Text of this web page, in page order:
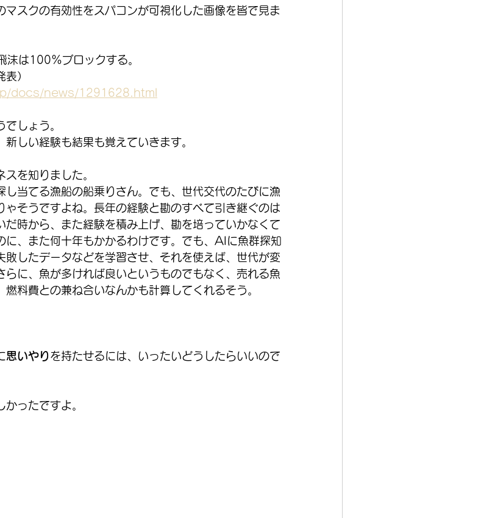
スクの有効性をスパコンが可視化した画像を皆で見ま
沫は100%ブロックする。
）
docs/news/1291628.html
でしょう。
しい経験も結果も覚えていきます。
を知りました。
し当てる漁船の船乗りさん。でも、世代交代のたびに漁
ゃそうですよね。長年の経験と勘のすべて引き継ぐのは
だ時から、また経験を積み上げ、勘を培っていかなくて
に、また何十年もかかるわけです。でも、AIに魚群探知
敗したデータなどを学習させ、それを使えば、世代が変
らに、魚が多ければ良いというものでもなく、売れる魚
料費との兼ね合いなんかも計算してくれるそう。
思いやり を持たせるには、いったいどうしたらいいので
ったですよ。